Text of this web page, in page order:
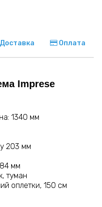
Доставка Оплата
Imprese
1340 мм
203 мм
мм
туман
оплетки, 150 см